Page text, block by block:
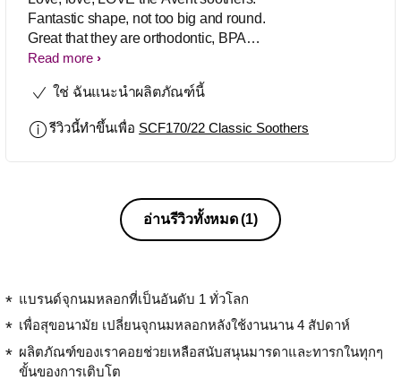
Fantastic shape, not too big and round.
Great that they are orthodontic, BPA
Free and come in many designs. Great
variety of stores.
Read more
ใช่ ฉันแนะนำผลิตภัณฑ์นี้
รีวิวนี้ทำขึ้นเพื่อ SCF170/22 Classic Soothers
อ่านรีวิวทั้งหมด(1)
แบรนด์จุกนมหลอกที่เป็นอันดับ 1 ทั่วโลก
เพื่อสุขอนามัย เปลี่ยนจุกนมหลอกหลังใช้งานนาน 4 สัปดาห์
ผลิตภัณฑ์ของเราคอยช่วยเหลือสนับสนุนมารดาและทารกในทุกๆ
ขั้นของการเติบโต